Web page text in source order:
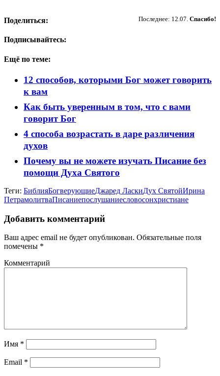
Последнее: 12.07. Спасибо!
Поделиться:
Подписывайтесь:
Ещё по теме:
12 способов, которыми Бог может говорить
к вам
Как быть уверенным в том, что с вами
говорит Бог
4 способа возрастать в даре различения
духов
Почему вы не можете изучать Писание без
помощи Духа Святого
Теги: БиблияБогверующиеДжаред ЛаскиДух СвятойИрина
ПетрамолитваПисаниепослушаниесловосонхристиане
Добавить комментарий
Ваш адрес email не будет опубликован. Обязательные поля
помечены *
Комментарий
Имя *
Email *